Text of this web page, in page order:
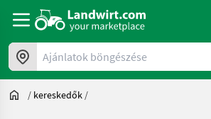
Ajánlatok böngészése
/ kereskedők /